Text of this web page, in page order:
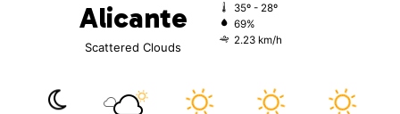
Alicante
Scattered Clouds
35º - 28º
69%
2.23 km/h